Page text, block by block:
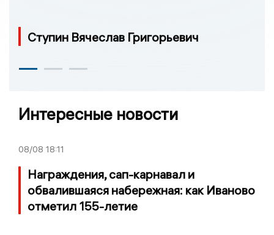
Ступин Вячеслав Григорьевич
Интересные новости
08/08 18:11
Награждения, сап-карнавал и
обвалившаяся набережная: как Иваново
отметил 155-летие